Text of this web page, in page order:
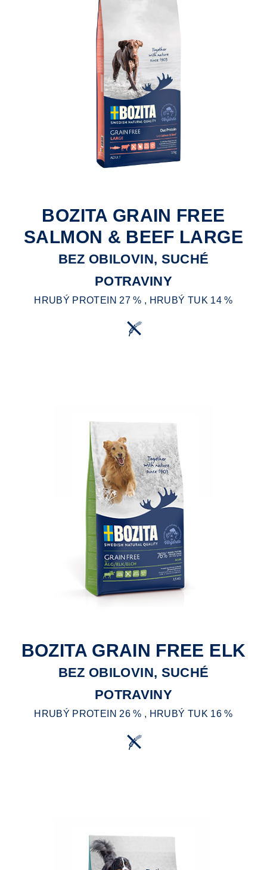
BOZITA GRAIN FREE
SALMON & BEEF LARGE
BEZ OBILOVIN, SUCHÉ
POTRAVINY
HRUBÝ PROTEIN 27 % , HRUBÝ TUK 14 %
BOZITA GRAIN FREE ELK
BEZ OBILOVIN, SUCHÉ
POTRAVINY
HRUBÝ PROTEIN 26 % , HRUBÝ TUK 16 %